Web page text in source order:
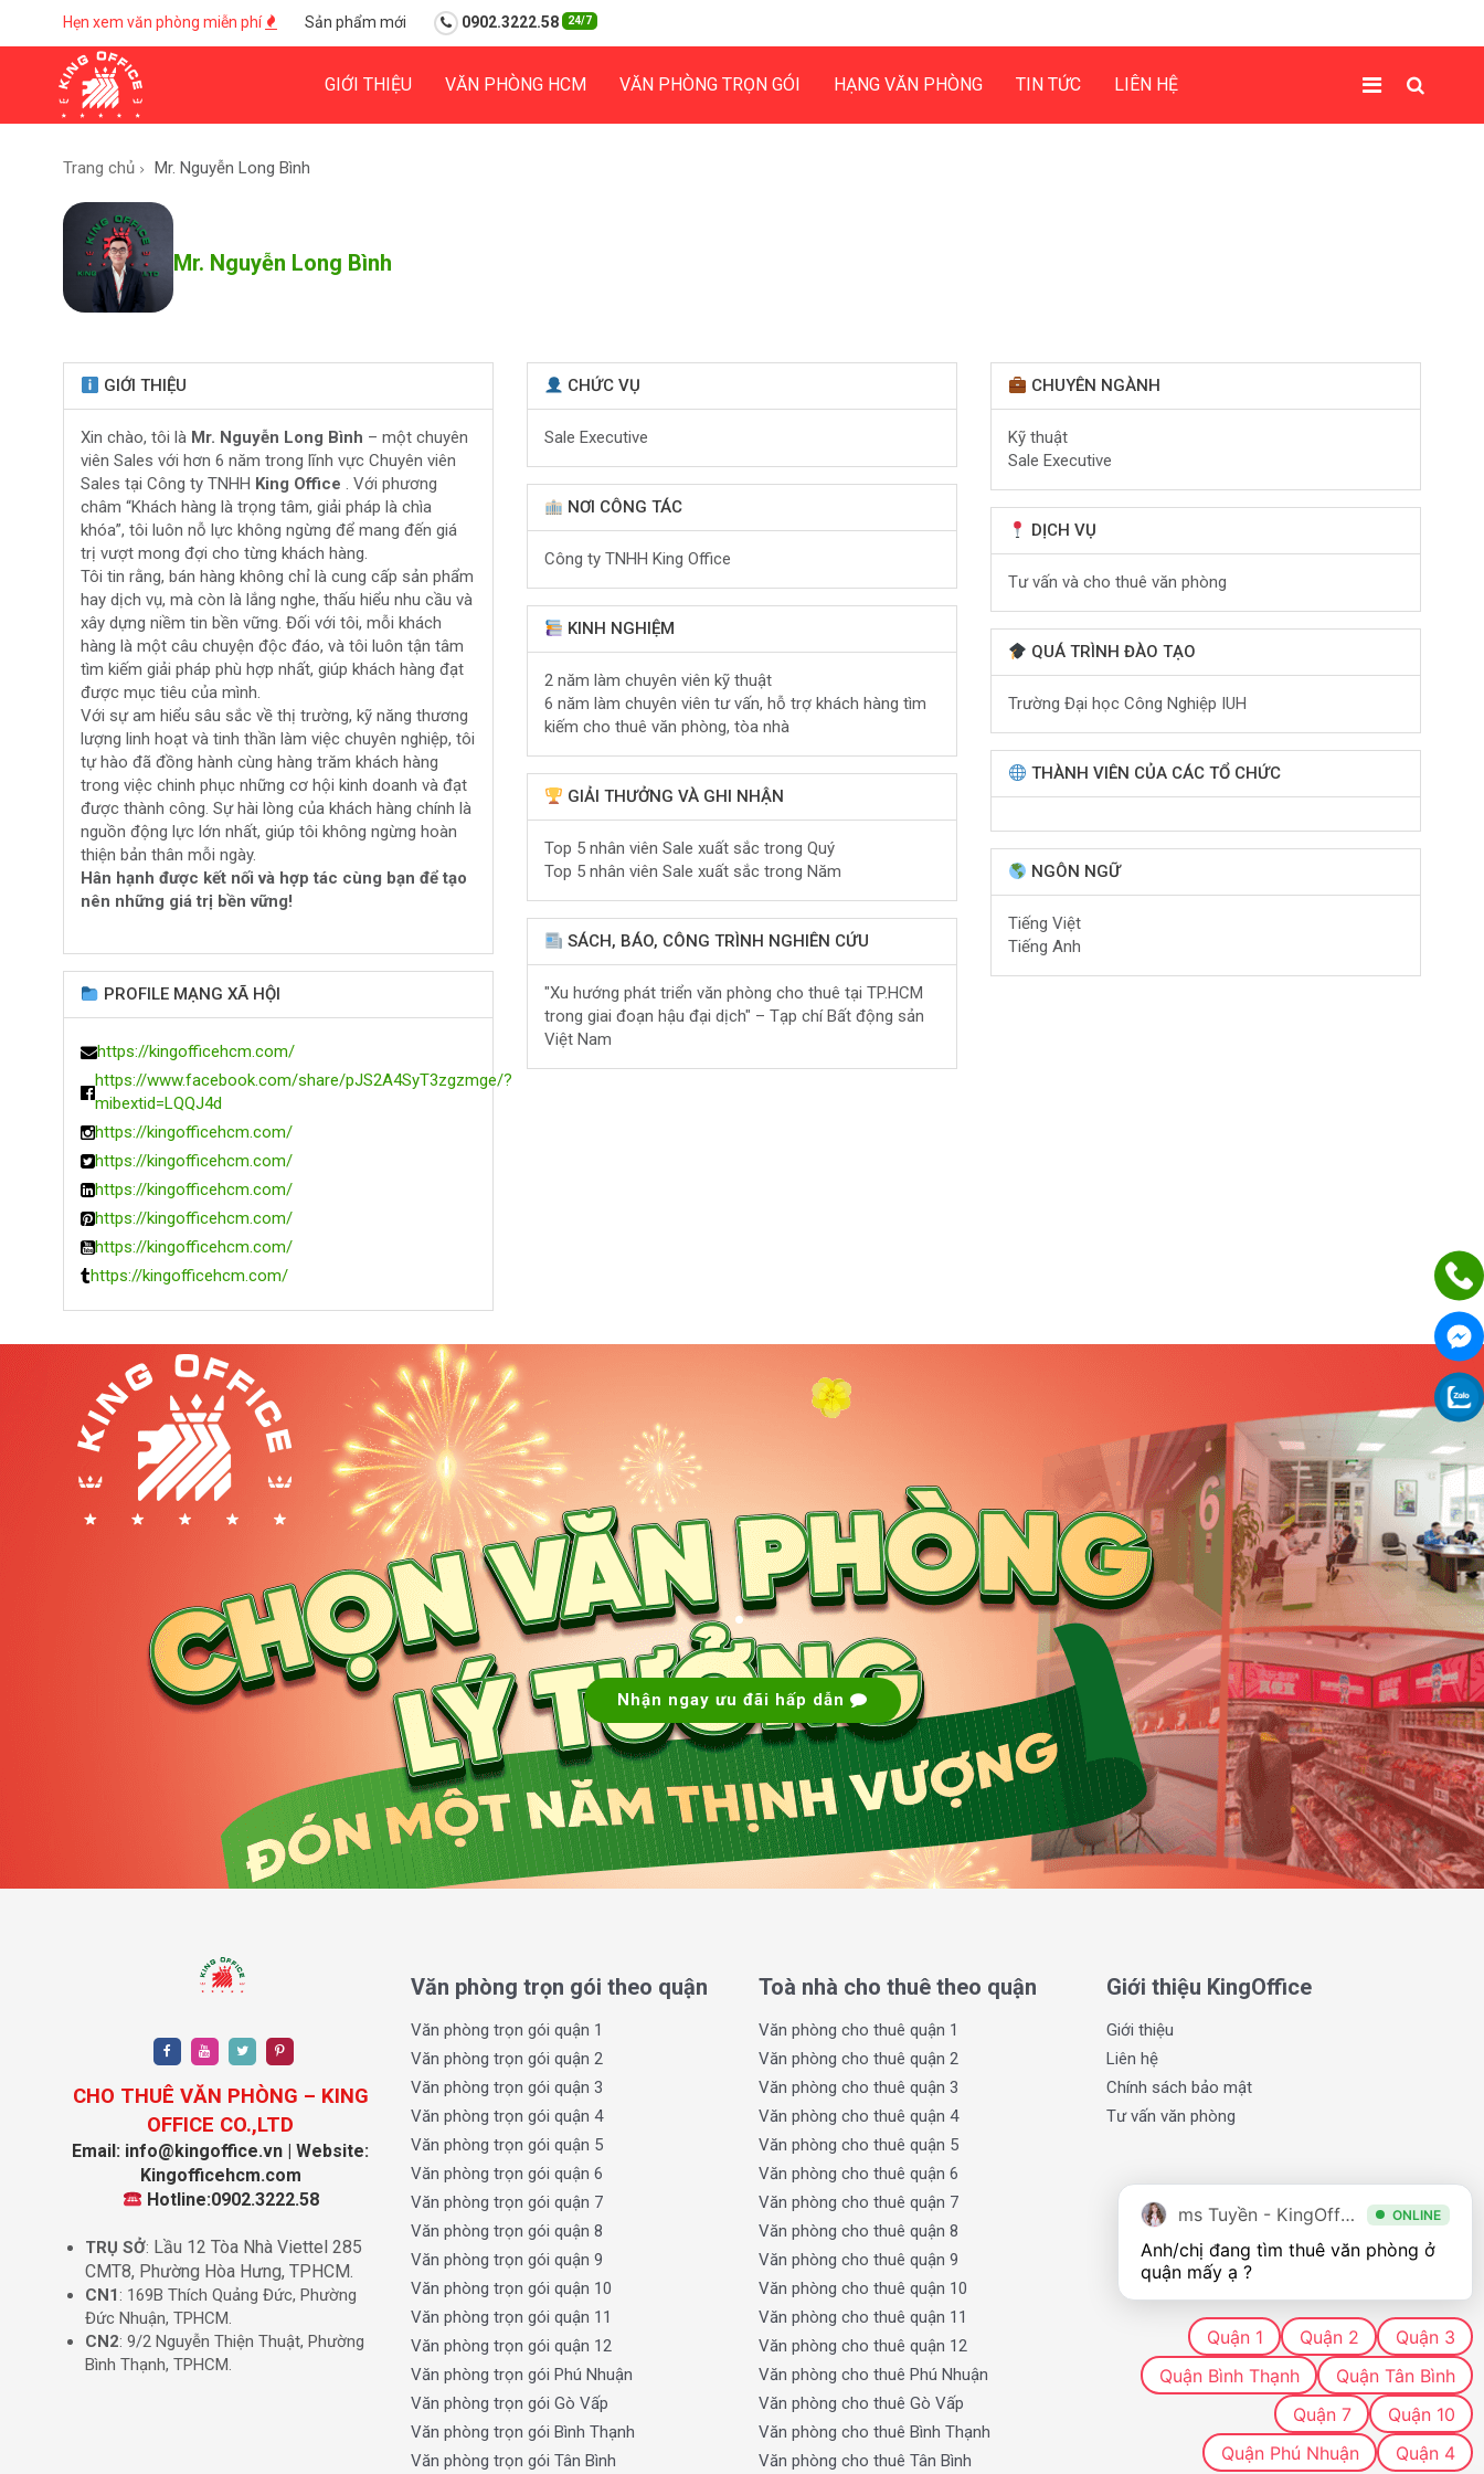
Hẹn xem văn phòng miễn phí Sản phẩm mới 0902.3222.58 24/7
GIỚI THIỆU VĂN PHÒNG HCM VĂN PHÒNG TRỌN GÓI HẠNG VĂN PHÒNG TIN TỨC LIÊN HỆ
Trang chủ Mr. Nguyễn Long Bình
Mr. Nguyễn Long Bình
GIỚI THIỆU
Xin chào, tôi là Mr. Nguyễn Long Bình – một chuyên
viên Sales với hơn 6 năm trong lĩnh vực Chuyên viên
Sales tại Công ty TNHH King Office . Với phương
châm “Khách hàng là trọng tâm, giải pháp là chìa
khóa”, tôi luôn nỗ lực không ngừng để mang đến giá
trị vượt mong đợi cho từng khách hàng.
Tôi tin rằng, bán hàng không chỉ là cung cấp sản phẩm
hay dịch vụ, mà còn là lắng nghe, thấu hiểu nhu cầu và
xây dựng niềm tin bền vững. Đối với tôi, mỗi khách
hàng là một câu chuyện độc đáo, và tôi luôn tận tâm
tìm kiếm giải pháp phù hợp nhất, giúp khách hàng đạt
được mục tiêu của mình.
Với sự am hiểu sâu sắc về thị trường, kỹ năng thương
lượng linh hoạt và tinh thần làm việc chuyên nghiệp, tôi
tự hào đã đồng hành cùng hàng trăm khách hàng
trong việc chinh phục những cơ hội kinh doanh và đạt
được thành công. Sự hài lòng của khách hàng chính là
nguồn động lực lớn nhất, giúp tôi không ngừng hoàn
thiện bản thân mỗi ngày.
Hân hạnh được kết nối và hợp tác cùng bạn để tạo
nên những giá trị bền vững!
PROFILE MẠNG XÃ HỘI
https://kingofficehcm.com/
https://www.facebook.com/share/pJS2A4SyT3zgzmge/?
mibextid=LQQJ4d
https://kingofficehcm.com/
https://kingofficehcm.com/
https://kingofficehcm.com/
https://kingofficehcm.com/
https://kingofficehcm.com/
https://kingofficehcm.com/
CHỨC VỤ
Sale Executive
NƠI CÔNG TÁC
Công ty TNHH King Office
KINH NGHIỆM
2 năm làm chuyên viên kỹ thuật
6 năm làm chuyên viên tư vấn, hỗ trợ khách hàng tìm
kiếm cho thuê văn phòng, tòa nhà
GIẢI THƯỞNG VÀ GHI NHẬN
Top 5 nhân viên Sale xuất sắc trong Quý
Top 5 nhân viên Sale xuất sắc trong Năm
SÁCH, BÁO, CÔNG TRÌNH NGHIÊN CỨU
"Xu hướng phát triển văn phòng cho thuê tại TP.HCM
trong giai đoạn hậu đại dịch" – Tạp chí Bất động sản
Việt Nam
CHUYÊN NGÀNH
Kỹ thuật
Sale Executive
DỊCH VỤ
Tư vấn và cho thuê văn phòng
QUÁ TRÌNH ĐÀO TẠO
Trường Đại học Công Nghiệp IUH
THÀNH VIÊN CỦA CÁC TỔ CHỨC
NGÔN NGỮ
Tiếng Việt
Tiếng Anh
.
.
Nhận ngay ưu đãi hấp dẫn
CHO THUÊ VĂN PHÒNG – KING
OFFICE CO.,LTD
Email: info@kingoffice.vn | Website:
Kingofficehcm.com
Hotline:0902.3222.58
TRỤ SỞ: Lầu 12 Tòa Nhà Viettel 285
CMT8, Phường Hòa Hưng, TPHCM.
CN1 : 169B Thích Quảng Đức, Phường
Đức Nhuận, TPHCM.
CN2: 9/2 Nguyễn Thiện Thuật, Phường
Bình Thạnh, TPHCM.
Văn phòng trọn gói theo quận
Văn phòng trọn gói quận 1
Văn phòng trọn gói quận 2
Văn phòng trọn gói quận 3
Văn phòng trọn gói quận 4
Văn phòng trọn gói quận 5
Văn phòng trọn gói quận 6
Văn phòng trọn gói quận 7
Văn phòng trọn gói quận 8
Văn phòng trọn gói quận 9
Văn phòng trọn gói quận 10
Văn phòng trọn gói quận 11
Văn phòng trọn gói quận 12
Văn phòng trọn gói Phú Nhuận
Văn phòng trọn gói Gò Vấp
Văn phòng trọn gói Bình Thạnh
Văn phòng trọn gói Tân Bình
Toà nhà cho thuê theo quận
Văn phòng cho thuê quận 1
Văn phòng cho thuê quận 2
Văn phòng cho thuê quận 3
Văn phòng cho thuê quận 4
Văn phòng cho thuê quận 5
Văn phòng cho thuê quận 6
Văn phòng cho thuê quận 7
Văn phòng cho thuê quận 8
Văn phòng cho thuê quận 9
Văn phòng cho thuê quận 10
Văn phòng cho thuê quận 11
Văn phòng cho thuê quận 12
Văn phòng cho thuê Phú Nhuận
Văn phòng cho thuê Gò Vấp
Văn phòng cho thuê Bình Thạnh
Văn phòng cho thuê Tân Bình
Giới thiệu KingOffice
Giới thiệu
Liên hệ
Chính sách bảo mật
Tư vấn văn phòng
ms Tuyền - KingOffice ONLINE
Anh/chị đang tìm thuê văn phòng ở
quận mấy ạ ?
Quận 1 Quận 2
Quận 3
Quận Bình Thạnh
Quận Tân Bình
Quận 7
Quận 10
Quận Phú Nhuận
Quận 4